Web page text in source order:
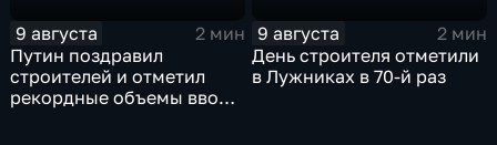
9 августа
2 мин
Путин поздравил
строителей и отметил
рекордные объемы ввода
9 августа
2 мин
День строителя отметили
в Лужниках в 70-й раз